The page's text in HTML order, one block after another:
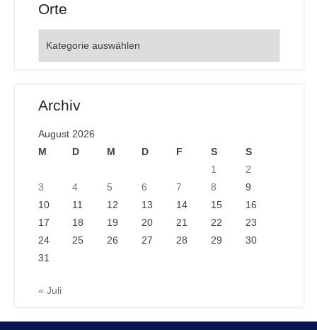
Orte
Archiv
August 2026
M
D M D F S
S
1
2
3
4 5 6 7 8
9
10
11 12 13 14 15
16
17
18 19 20 21 22
23
24
25 26 27 28 29
30
31
« Juli